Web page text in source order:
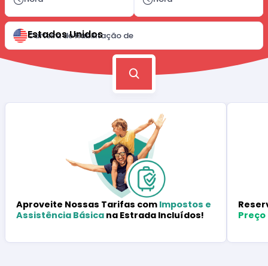
Carteira de Habilitação de
Estados Unidos
Aproveite Nossas Tarifas com Impostos e
Assistência Básica na Estrada Incluídos!
Preço